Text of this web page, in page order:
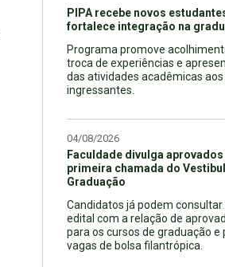
PIPA recebe novos
fortalece integração na
Programa promove
troca de experiências e
das atividades acadêmicas aos
ingressantes.
04/08/2026
Faculdade divulga aprovados
primeira chamada do
Graduação
Candidatos já podem consultar
edital com a relação de
para os cursos de graduação e
vagas de bolsa filantrópica.